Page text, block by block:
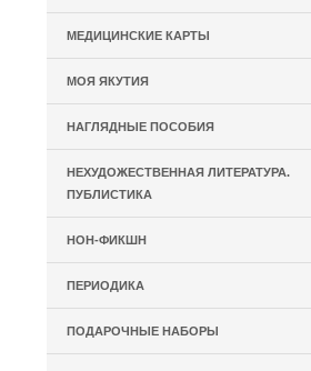
МЕДИЦИНСКИЕ КАРТЫ
МОЯ ЯКУТИЯ
НАГЛЯДНЫЕ ПОСОБИЯ
НЕХУДОЖЕСТВЕННАЯ ЛИТЕРАТУРА.
ПУБЛИСТИКА
НОН-ФИКШН
ПЕРИОДИКА
ПОДАРОЧНЫЕ НАБОРЫ